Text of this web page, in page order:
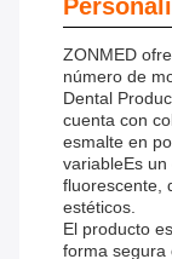
ZONMED
número de
Dental
cuenta con
esmalte en
variableEs
fluorescente,
estéticos.
El producto
forma segura